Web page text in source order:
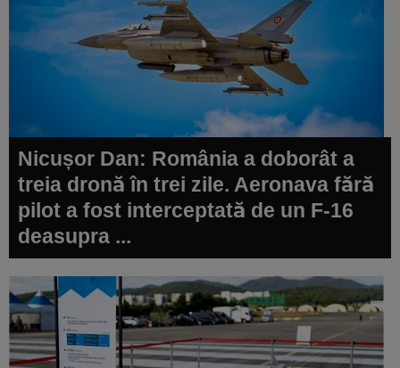
Nicușor Dan: România a doborât a
treia dronă în trei zile. Aeronava fără
pilot a fost interceptată de un F-16
deasupra ...